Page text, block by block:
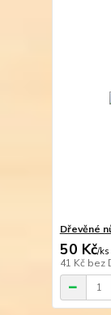
Dřevěné
50 Kč/ks
41 Kč bez